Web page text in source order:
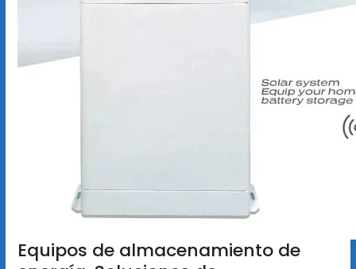
Equipos de almacenamiento de